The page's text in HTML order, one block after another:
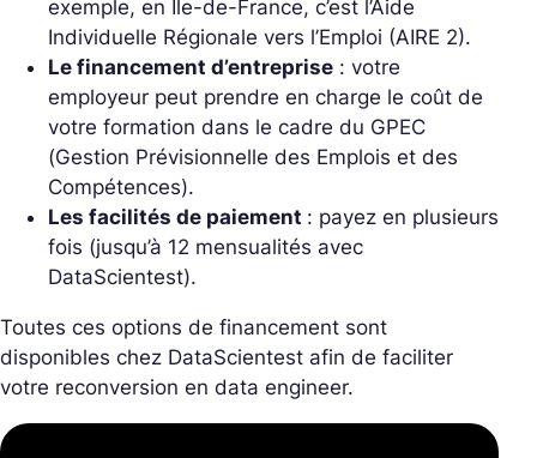
exemple, en Île-de-France, c’est l’Aide
Individuelle Régionale vers l’Emploi (AIRE 2).
Le financement d’entreprise : votre
employeur peut prendre en charge le coût de
votre formation dans le cadre du GPEC
(Gestion Prévisionnelle des Emplois et des
Compétences).
Les facilités de paiement : payez en plusieurs
fois (jusqu’à 12 mensualités avec
DataScientest).
Toutes ces options de financement sont
disponibles chez DataScientest afin de faciliter
votre reconversion en data engineer.